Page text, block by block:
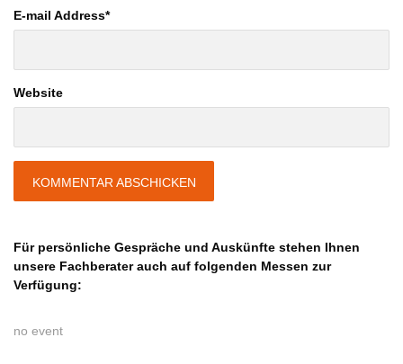
E-mail Address*
Website
Für persönliche Gespräche und Auskünfte stehen Ihnen
unsere Fachberater auch auf folgenden Messen zur
Verfügung:
no event